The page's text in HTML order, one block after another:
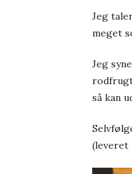
Jeg
meget
Jeg
så kan
(leveret